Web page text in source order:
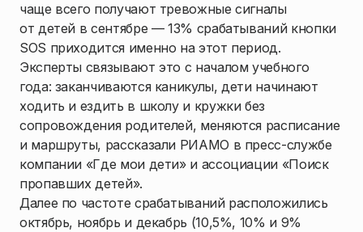
чаще всего получают тревожные сигналы
от детей в сентябре — 13% срабатываний кнопки
SOS приходится именно на этот период.
Эксперты связывают это с началом учебного
года: заканчиваются каникулы, дети начинают
ходить и ездить в школу и кружки без
сопровождения родителей, меняются расписание
и маршруты, рассказали РИАМО в пресс-службе
компании «Где мои дети» и ассоциации «Поиск
пропавших детей».
Далее по частоте срабатываний расположились
октябрь, ноябрь и декабрь (10,5%, 10% и 9%